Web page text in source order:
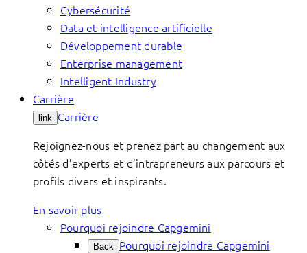
Cybersécurité
Data et intelligence artificielle
Développement durable
Enterprise management
Intelligent Industry
Carrière
link Carrière
Rejoignez-nous et prenez part au changement aux
côtés d’experts et d’intrapreneurs aux parcours et
profils divers et inspirants.
En savoir plus
Pourquoi rejoindre Capgemini
Back Pourquoi rejoindre Capgemini